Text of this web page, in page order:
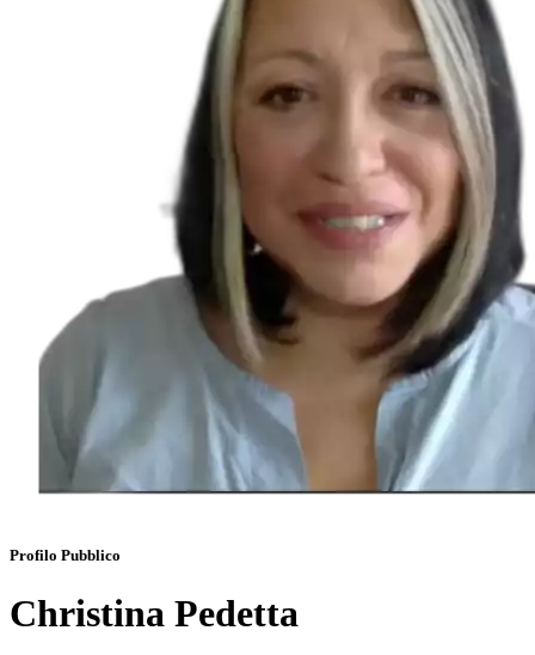
Profilo Pubblico
Christina Pedetta